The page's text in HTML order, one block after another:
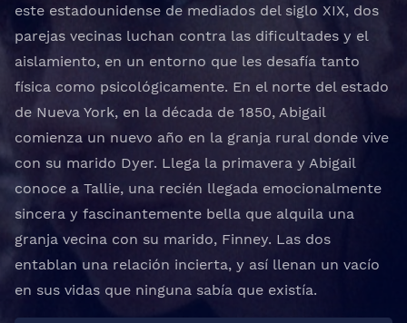
este estadounidense de mediados del siglo XIX, dos
parejas vecinas luchan contra las dificultades y el
aislamiento, en un entorno que les desafía tanto
física como psicológicamente. En el norte del estado
de Nueva York, en la década de 1850, Abigail
comienza un nuevo año en la granja rural donde vive
con su marido Dyer. Llega la primavera y Abigail
conoce a Tallie, una recién llegada emocionalmente
sincera y fascinantemente bella que alquila una
granja vecina con su marido, Finney. Las dos
entablan una relación incierta, y así llenan un vacío
en sus vidas que ninguna sabía que existía.